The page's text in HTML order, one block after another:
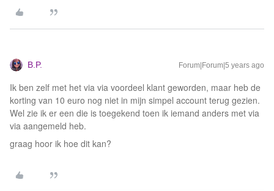
B.P. Forum|Forum|5 years ago
Ik ben zelf met het via via voordeel klant geworden, maar heb de
korting van 10 euro nog niet in mijn simpel account terug gezien.
Wel zie ik er een die is toegekend toen ik iemand anders met via
via aangemeld heb.
graag hoor ik hoe dit kan?